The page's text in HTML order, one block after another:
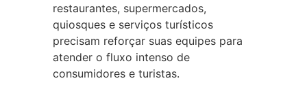
restaurantes, supermercados,
quiosques e serviços turísticos
precisam reforçar suas equipes para
atender o fluxo intenso de
consumidores e turistas.